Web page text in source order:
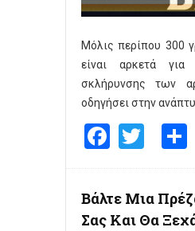
Μόλις περίπου 300
είναι αρκετά για
σκλήρυνσης των
οδηγήσει στην
Βάλτε Μια
Σας Και Θα